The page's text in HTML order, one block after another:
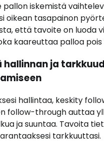
pallon iskemistä
oikean tasapainon
että tavoite on luoda
kaareuttaa palloa
hallinnan ja
hallintaa, keskity
follow-through auttaa
ja suuntaa. Tavoita
tarkkuuttasi.